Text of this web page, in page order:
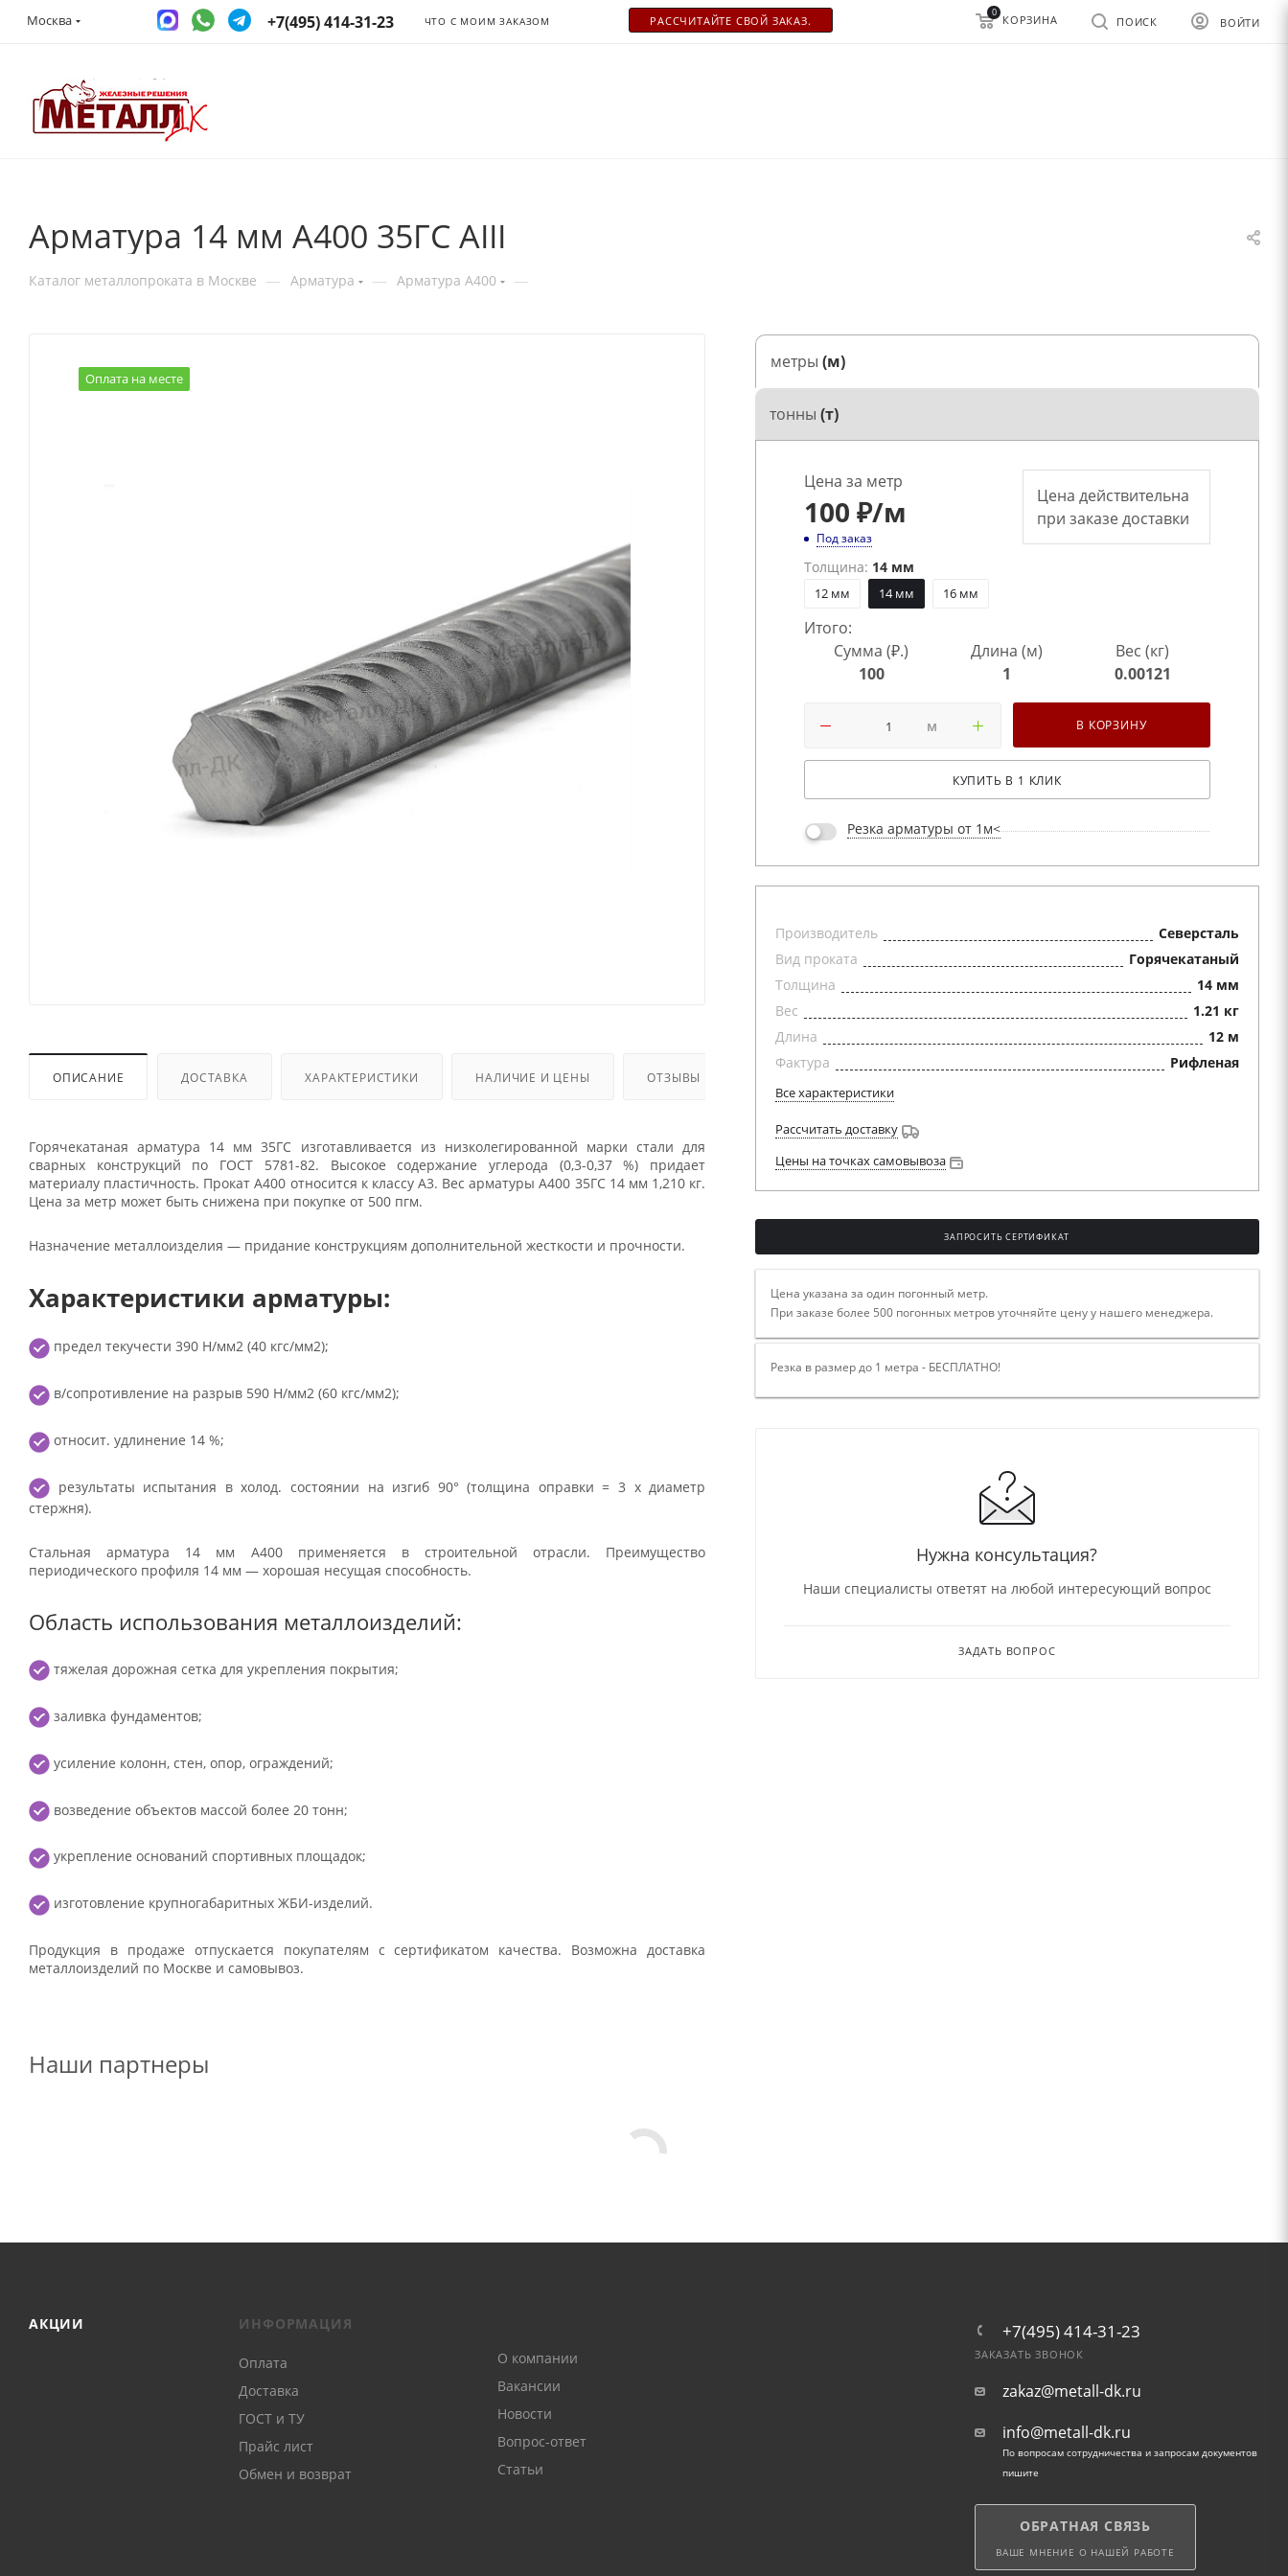
Москва +7(495) 414-31-23 ЧТО С МОИМ ЗАКАЗОМ РАСCЧИТАЙТЕ СВОЙ ЗАКАЗ. ВОЙТИ
ПОИСК
0
КОРЗИНА
Арматура 14 мм А400 35ГС АIII
Каталог металлопроката в Москве — Арматура — Арматура А400 —
Оплата на месте
ОПИСАНИЕ ДОСТАВКА ХАРАКТЕРИСТИКИ НАЛИЧИЕ И ЦЕНЫ ОТЗЫВЫ
Горячекатаная арматура 14 мм 35ГС изготавливается из низколегированной марки стали для
сварных конструкций по ГОСТ 5781-82. Высокое содержание углерода (0,3-0,37 %) придает
материалу пластичность. Прокат А400 относится к классу А3. Вес арматуры А400 35ГС 14 мм 1,210 кг.
Цена за метр может быть снижена при покупке от 500 пгм.
Назначение металлоизделия — придание конструкциям дополнительной жесткости и прочности.
Характеристики арматуры:
предел текучести 390 Н/мм2 (40 кгс/мм2);
в/сопротивление на разрыв 590 Н/мм2 (60 кгс/мм2);
относит. удлинение 14 %;
результаты испытания в холод. состоянии на изгиб 90° (толщина оправки = 3 х диаметр
стержня).
Стальная арматура 14 мм А400 применяется в строительной отрасли. Преимущество
периодического профиля 14 мм — хорошая несущая способность.
Область использования металлоизделий:
тяжелая дорожная сетка для укрепления покрытия;
заливка фундаментов;
усиление колонн, стен, опор, ограждений;
возведение объектов массой более 20 тонн;
укрепление оснований спортивных площадок;
изготовление крупногабаритных ЖБИ-изделий.
Продукция в продаже отпускается покупателям с сертификатом качества. Возможна доставка
металлоизделий по Москве и самовывоз.
метры (м)
тонны (т)
Цена за метр
100 ₽/м
Под заказ
Цена действительна
при заказе доставки
Толщина: 14 мм
12 мм 14 мм 16 мм
Итого:
Сумма (₽.)
100
Длина (м)
1
Вес (кг)
0.00121
м В КОРЗИНУ
КУПИТЬ В 1 КЛИК
Резка арматуры от 1м<
Производитель
Северсталь
Вид проката
Горячекатаный
Толщина
14 мм
Вес
1.21 кг
Длина
12 м
Фактура
Рифленая
Все характеристики
Рассчитать доставку
Цены на точках самовывоза
ЗАПРОСИТЬ СЕРТИФИКАТ
Цена указана за один погонный метр.
При заказе более 500 погонных метров уточняйте цену у нашего менеджера.
Резка в размер до 1 метра - БЕСПЛАТНО!
Нужна консультация?
Наши специалисты ответят на любой интересующий вопрос
ЗАДАТЬ ВОПРОС
Наши партнеры
АКЦИИ ИНФОРМАЦИЯ
Оплата
Доставка
ГОСТ и ТУ
Прайс лист
Обмен и возврат
О компании
Вакансии
Новости
Вопрос-ответ
Статьи
+7(495) 414-31-23
ЗАКАЗАТЬ ЗВОНОК
zakaz@metall-dk.ru
info@metall-dk.ru
По вопросам сотрудничества и запросам документов
пишите
ОБРАТНАЯ СВЯЗЬ
ВАШЕ МНЕНИЕ О НАШЕЙ РАБОТЕ